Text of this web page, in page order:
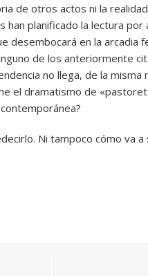
de otros actos ni la
planificado la lectura por
desembocará en la arcadia
de los anteriormente
no llega, de la misma
el dramatismo de
Ni tampoco cómo va